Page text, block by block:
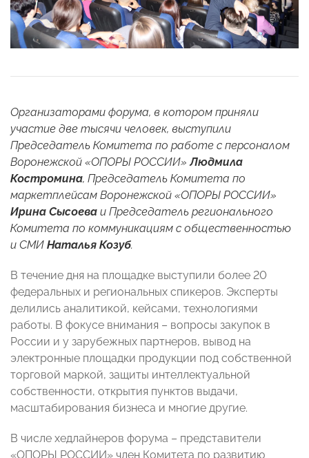
Организаторами форума, в котором приняли
участие две тысячи человек, выступили
Председатель Комитета по работе с персоналом
Воронежской «ОПОРЫ РОССИИ»Людмила
Костромина, Председатель Комитета по
маркетплейсам Воронежской «ОПОРЫ РОССИИ»
Ирина Сысоева и Председатель регионального
Комитета по коммуникациям с общественностью
и СМИ Наталья Козуб.
В течение дня на площадке выступили более 20
федеральных и региональных спикеров. Эксперты
делились аналитикой, кейсами, технологиями
работы. В фокусе внимания – вопросы закупок в
России и у зарубежных партнеров, вывод на
электронные площадки продукции под собственной
торговой маркой, защиты интеллектуальной
собственности, открытия пунктов выдачи,
масштабирования бизнеса и многие другие.
В числе хедлайнеров форума – представители
«ОПОРЫ РОССИИ» член Комитета по развитию